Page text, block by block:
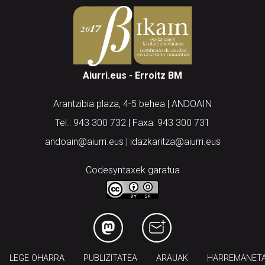
Aiurri.eus - Erroitz BM
Arantzibia plaza, 4-5 behea | ANDOAIN
Tel.: 943 300 732 | Faxa: 943 300 731
andoain@aiurri.eus | idazkaritza@aiurri.eus
Codesyntaxek garatua
LEGE OHARRA PUBLIZITATEA ARAUAK